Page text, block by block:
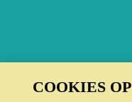
COOKIES OP